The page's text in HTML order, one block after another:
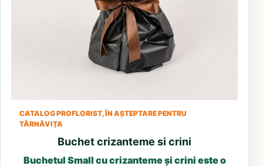
CATALOG PROFLORIST, ÎN AȘTEPTARE PENTRU
TÂRNĂVIȚA
Buchet crizanteme si crini
Buchetul Small cu crizanteme și crini este o